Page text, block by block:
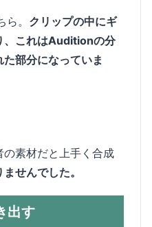
。 クリップの中にギ
、これはAuditionの分
部分になっていま
素材だと上手く合成
せんでした。
出す